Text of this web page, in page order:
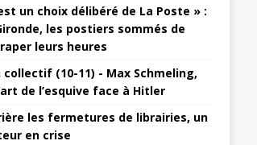
un choix délibéré de La Poste » :
les postiers sommés de
leurs heures
collectif (10-11) - Max Schmeling,
de l’esquive face à Hitler
les fermetures de librairies, un
en crise